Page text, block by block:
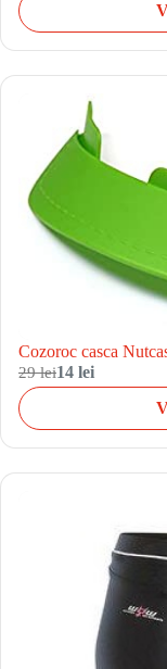
Cozoroc casca
29 lei14 lei